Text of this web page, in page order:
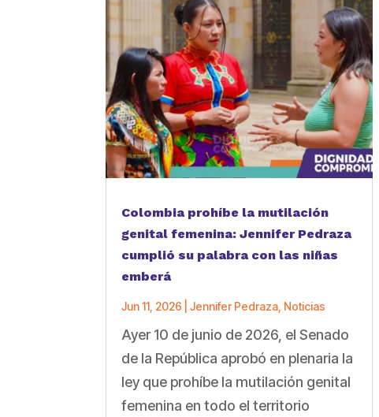
Colombia prohíbe la mutilación
genital femenina: Jennifer Pedraza
cumplió su palabra con las niñas
emberá
Jun 11, 2026 |Jennifer Pedraza Noticias
Ayer 10 de junio de 2026, el Senado
de la República aprobó en plenaria la
ley que prohíbe la mutilación genital
femenina en todo el territorio